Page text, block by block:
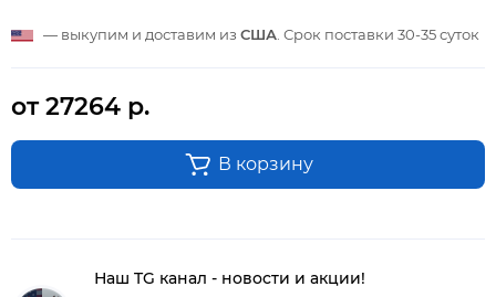
— выкупим и доставим из США . Срок поставки 30-35 суток
от 27264 р.
В корзину
Наш TG канал - новости и акции!